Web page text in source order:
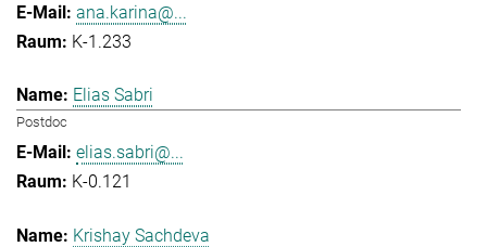
ana.karina@...
K-1.233
Elias Sabri
Postdoc
elias.sabri@...
K-0.121
Krishay Sachdeva